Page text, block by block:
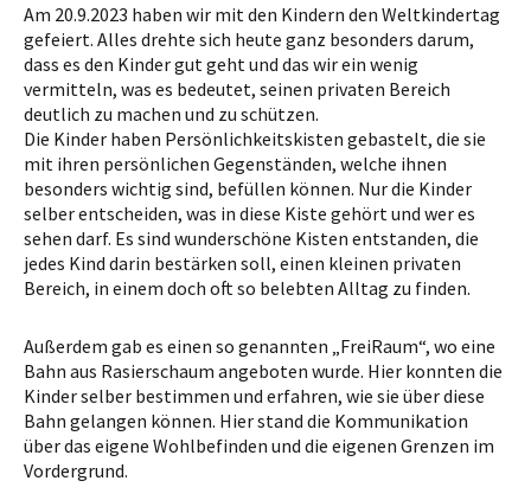
Am 20.9.2023 haben wir mit den Kindern den Weltkindertag
gefeiert. Alles drehte sich heute ganz besonders darum,
dass es den Kinder gut geht und das wir ein wenig
vermitteln, was es bedeutet, seinen privaten Bereich
deutlich zu machen und zu schützen.
Die Kinder haben Persönlichkeitskisten gebastelt, die sie
mit ihren persönlichen Gegenständen, welche ihnen
besonders wichtig sind, befüllen können. Nur die Kinder
selber entscheiden, was in diese Kiste gehört und wer es
sehen darf. Es sind wunderschöne Kisten entstanden, die
jedes Kind darin bestärken soll, einen kleinen privaten
Bereich, in einem doch oft so belebten Alltag zu finden.
Außerdem gab es einen so genannten „FreiRaum“, wo eine
Bahn aus Rasierschaum angeboten wurde. Hier konnten die
Kinder selber bestimmen und erfahren, wie sie über diese
Bahn gelangen können. Hier stand die Kommunikation
über das eigene Wohlbefinden und die eigenen Grenzen im
Vordergrund.